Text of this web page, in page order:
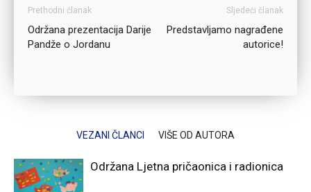
Prethodni članak
Održana prezentacija Darije
Pandže o Jordanu
Sljedeći članak
Predstavljamo nagrađene
autorice!
VEZANI ČLANCI VIŠE OD AUTORA
Održana Ljetna pričaonica i radionica